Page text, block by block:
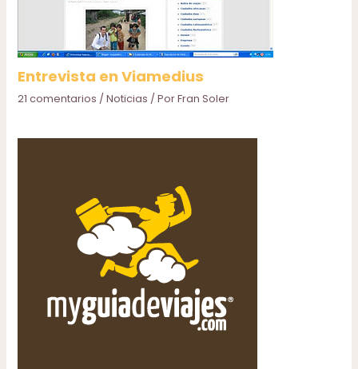
Entrevista en Viamedius
21 comentarios /Noticias / PorFran Soler